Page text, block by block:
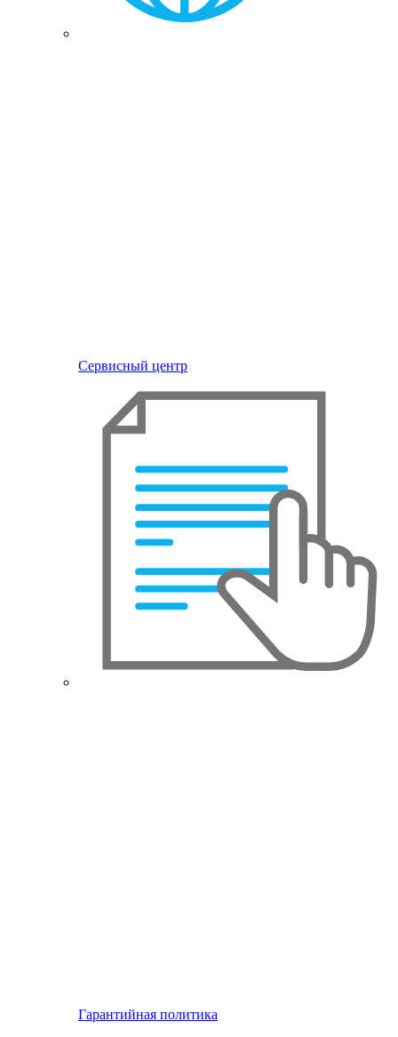
Сервисный центр
Гарантийная политика